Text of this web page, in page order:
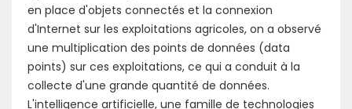
en place d'objets connectés et la connexion
d'Internet sur les exploitations agricoles, on a observé
une multiplication des points de données (data
points) sur ces exploitations, ce qui a conduit à la
collecte d'une grande quantité de données.
L'intelligence artificielle, une famille de technologies